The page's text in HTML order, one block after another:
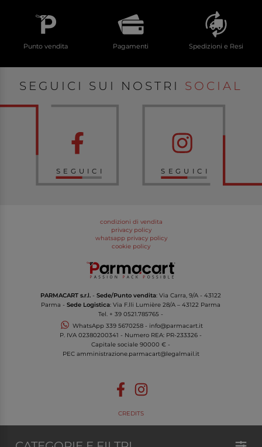
Punto vendita Pagamenti Spedizioni e Resi
SEGUICI SUI NOSTRI SOCIAL
SEGUICI SEGUICI
condizioni di vendita
privacy policy
whatsapp privacy policy
cookie policy
PARMACART s.r.l. -Sede/Punto vendita: Via Carra, 9/A - 43122
Parma -Sede Logistica: Via F.lli Lumière 28/A – 43122 Parma
Tel. + 39 0521.785765 -
WhatsApp 339 5670258- info@parmacart.it
P. IVA02380200341 - Numero REA: PR-233326 -
Capitale sociale 90000 € -
PEC amministrazione.parmacart@legalmail.it
CREDITS